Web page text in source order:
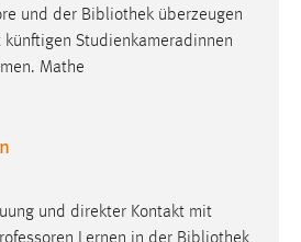
und der Bibliothek überzeugen
Studienkameradinnen
Mathe
und direkter Kontakt mit